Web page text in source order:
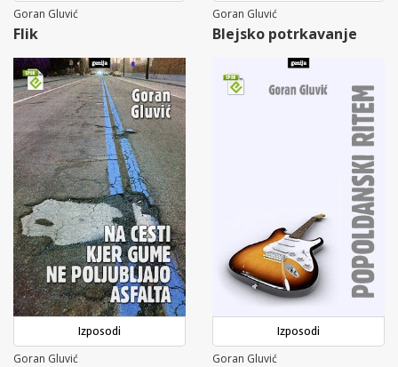
Goran Gluvić
Flik
Goran Gluvić
Blejsko potrkavanje
Izposodi
Goran Gluvić
Izposodi
Goran Gluvić